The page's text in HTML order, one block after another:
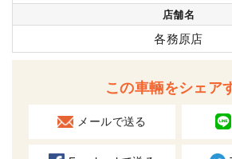
店舗名
各務原店
この車輛をシェア
メールで送る